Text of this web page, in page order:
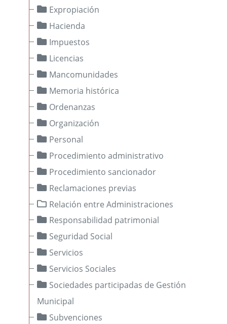
Criterios Jurídicos OM.
Modelos de Expedientes y Ordenanzas
Legislación
Publicaciones
Buzón de sugerencias y Encuesta de satisfacción
Órganos Consultivos
Sede Electrónica
Programas de Colaboración Económica Municipal
EE.LL. . Asesoramiento y Asistencia
Control interno
Expropiación
Hacienda
Impuestos
Licencias
Mancomunidades
Memoria histórica
Ordenanzas
Organización
Personal
Procedimiento administrativo
Procedimiento sancionador
Reclamaciones previas
Relación entre Administraciones
Responsabilidad patrimonial
Seguridad Social
Servicios
Servicios Sociales
Sociedades participadas de Gestión
Municipal
Subvenciones